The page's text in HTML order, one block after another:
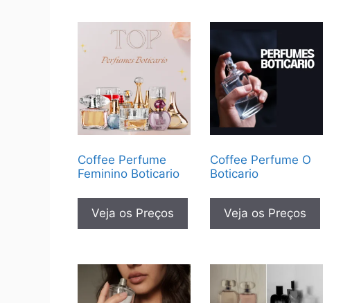
Coffee Perfume
Feminino Boticario
Veja os Preços
Coffee Perfume O
Boticario
Veja os Preços